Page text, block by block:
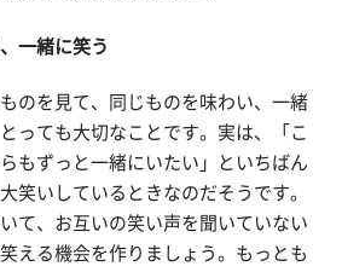
一緒に笑う
のを見て、同じものを味わい、一緒
っても大切なことです。実は、「こ
もずっと一緒にいたい」といちばん
笑いしているときなのだそうです。
て、お互いの笑い声を聞いていない
える機会を作りましょう。もっとも